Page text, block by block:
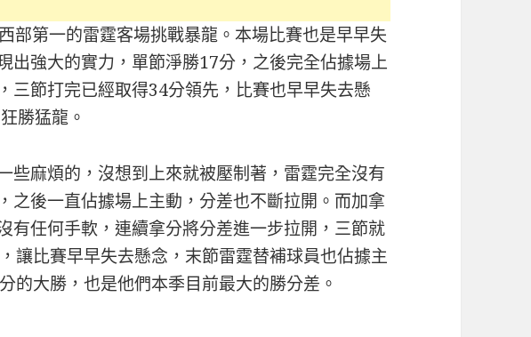
部第一的雷霆客場挑戰暴龍。本場比賽也是早早失
出強大的實力，單節淨勝17分，之後完全佔據場上
三節打完已經取得34分領先，比賽也早早失去懸
勝猛龍。
些麻煩的，沒想到上來就被壓制著，雷霆完全沒有
之後一直佔據場上主動，分差也不斷拉開。而加拿
有任何手軟，連續拿分將分差進一步拉開，三節就
讓比賽早早失去懸念，末節雷霆替補球員也佔據主
的大勝，也是他們本季目前最大的勝分差。